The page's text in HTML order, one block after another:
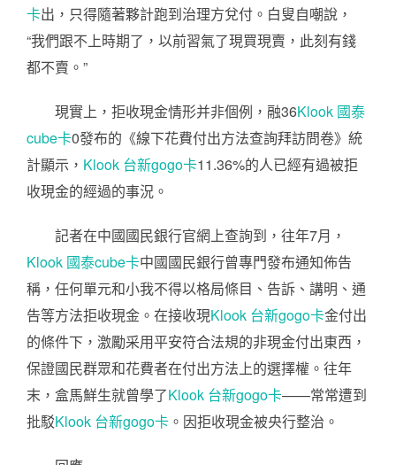
卡出，只得隨著夥計跑到治理方兌付。白叟自嘲說，
“我們跟不上時期了，以前習氣了現買現賣，此刻有錢
都不賣。”
現實上，拒收現金情形并非個例，融36Klook 國泰
cube卡0發布的《線下花費付出方法查詢拜訪問卷》統
計顯示， Klook 台新gogo卡11.36%的人已經有過被拒
收現金的經過的事況。
記者在中國國民銀行官網上查詢到，往年7月，
Klook 國泰cube卡中國國民銀行曾專門發布通知佈告
稱，任何單元和小我不得以格局條目、告訴、講明、通
告等方法拒收現金。在接收現Klook 台新gogo卡金付出
的條件下，激勵采用平安符合法規的非現金付出東西，
保證國民群眾和花費者在付出方法上的選擇權。往年
末，盒馬鮮生就曾學了Klook 台新gogo卡——常常遭到
批駁Klook 台新gogo卡 。因拒收現金被央行整治。